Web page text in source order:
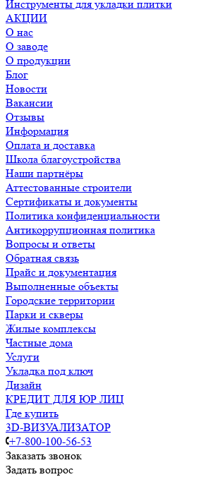
Инструменты для укладки плитки
АКЦИИ
О нас
О заводе
О продукции
Блог
Новости
Вакансии
Отзывы
Информация
Оплата и доставка
Школа благоустройства
Наши партнёры
Аттестованные строители
Сертификаты и документы
Политика конфиденциальности
Антикоррупционная политика
Вопросы и ответы
Обратная связь
Прайс и документация
Выполненные объекты
Городские территории
Парки и скверы
Жилые комплексы
Частные дома
Услуги
Укладка под ключ
Дизайн
КРЕДИТ ДЛЯ ЮР ЛИЦ
Где купить
3D-ВИЗУАЛИЗАТОР
+7-800-100-56-53
Заказать звонок
Задать вопрос